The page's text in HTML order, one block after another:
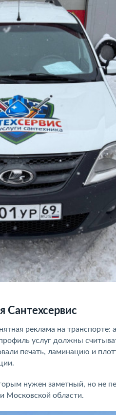
Сантехсервис
реклама на транспорте:
услуг должны
печать, ламинацию и
нужен заметный, но не
Московской области.